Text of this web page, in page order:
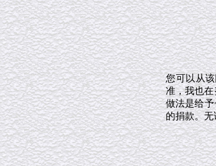
您可以从
准，我也
做法是给
的捐款。